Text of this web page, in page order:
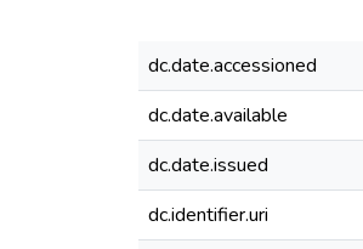
dc.date.accessioned
dc.date.available
dc.date.issued
dc.identifier.uri